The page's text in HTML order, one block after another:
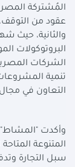
المُشتركة
والثانية، حيث
البروتوكولات
الشركات
تنمية
التعاون في
وأكدت
المتنوعة
سبل التجارة